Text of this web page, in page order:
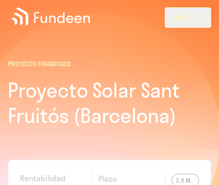
Fundeen Menu
MENÚ
PROYECTO FINANCIADO
Proyecto Solar Sant
Fruitós (Barcelona)
Rentabilidad Plazo
2,9 MW